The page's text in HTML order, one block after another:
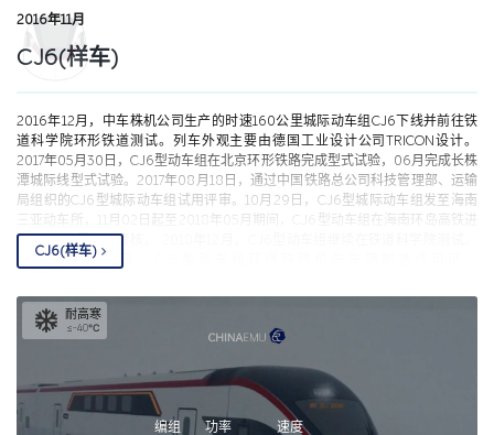
2016年11月
CJ6(样车)
2016年12月，中车株机公司生产的时速160公里城际动车组CJ6下线并前往铁
道科学院环形铁道测试。列车外观主要由德国工业设计公司TRICON设计。
2017年05月30日，CJ6型动车组在北京环形铁路完成型式试验，06月完成长株
潭城际线型式试验。2017年08月18日，通过中国铁路总公司科技管理部、运输
局组织的CJ6型城际动车组试用评审。10月29日，CJ6型城际动车组发至海南
三亚动车所，11月02日起至2018年05月期间，CJ6型动车组在海南环岛高铁进
行60万公里运用考核。 2018年12月，CJ6型动车组继续在铁道科学院测试。
2019年03月21日，CJ6型动车组获得铁路机车车辆制造许可证。
CJ6(样车)
耐高寒
≤-40℃
编组 功率 速度